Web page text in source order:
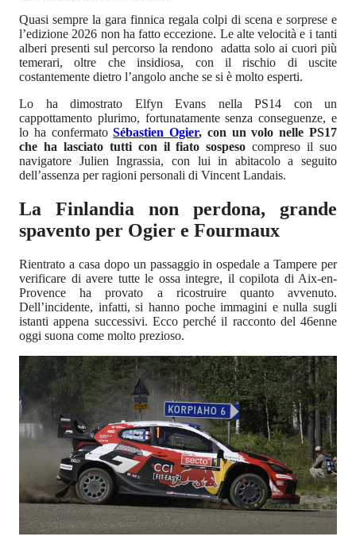
Quasi sempre la gara finnica regala colpi di scena e sorprese e
l’edizione 2026 non ha fatto eccezione. Le alte velocità e i tanti
alberi presenti sul percorso la rendono adatta solo ai cuori più
temerari, oltre che insidiosa, con il rischio di uscite
costantemente dietro l’angolo anche se si è molto esperti.
Lo ha dimostrato Elfyn Evans nella PS14 con un
cappottamento plurimo, fortunatamente senza conseguenze, e
lo ha confermato Sébastien Ogier, con un volo nelle PS17
che ha lasciato tutti con il fiato sospesocompreso il suo
navigatore Julien Ingrassia, con lui in abitacolo a seguito
dell’assenza per ragioni personali di Vincent Landais.
La Finlandia non perdona, grande
spavento per Ogier e Fourmaux
Rientrato a casa dopo un passaggio in ospedale a Tampere per
verificare di avere tutte le ossa integre, il copilota di Aix-en-
Provence ha provato a ricostruire quanto avvenuto.
Dell’incidente, infatti, si hanno poche immagini e nulla sugli
istanti appena successivi. Ecco perché il racconto del 46enne
oggi suona come molto prezioso.